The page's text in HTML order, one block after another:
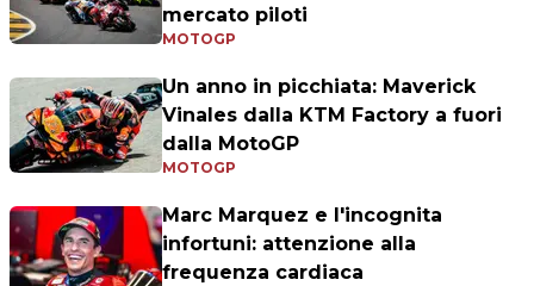
mercato piloti
MOTOGP
Un anno in picchiata: Maverick
Vinales dalla KTM Factory a fuori
dalla MotoGP
MOTOGP
Marc Marquez e l'incognita
infortuni: attenzione alla
frequenza cardiaca